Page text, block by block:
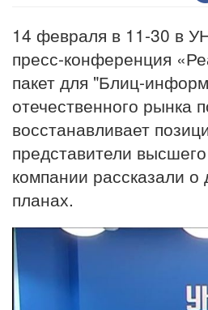
14 февраля в 11-30 в
пресс-конференция
пакет для "Блиц-
отечественного рынка
восстанавливает
представители
компании рассказали
планах.